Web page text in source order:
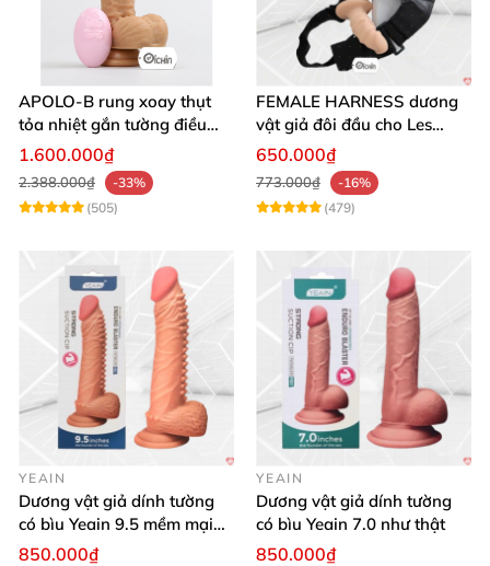
APOLO-B rung xoay thụt
tỏa nhiệt gắn tường điều
khiển từ xa đa chế độ
1.600.000₫
2.388.000₫
-33%
(505)
FEMALE HARNESS dương
vật giả đôi đầu cho Les
massage cực sướng
650.000₫
773.000₫
-16%
(479)
YEAIN
Dương vật giả dính tường
có bìu Yeain 9.5 mềm mại
thật
850.000₫
YEAIN
Dương vật giả dính tường
có bìu Yeain 7.0 như thật
850.000₫